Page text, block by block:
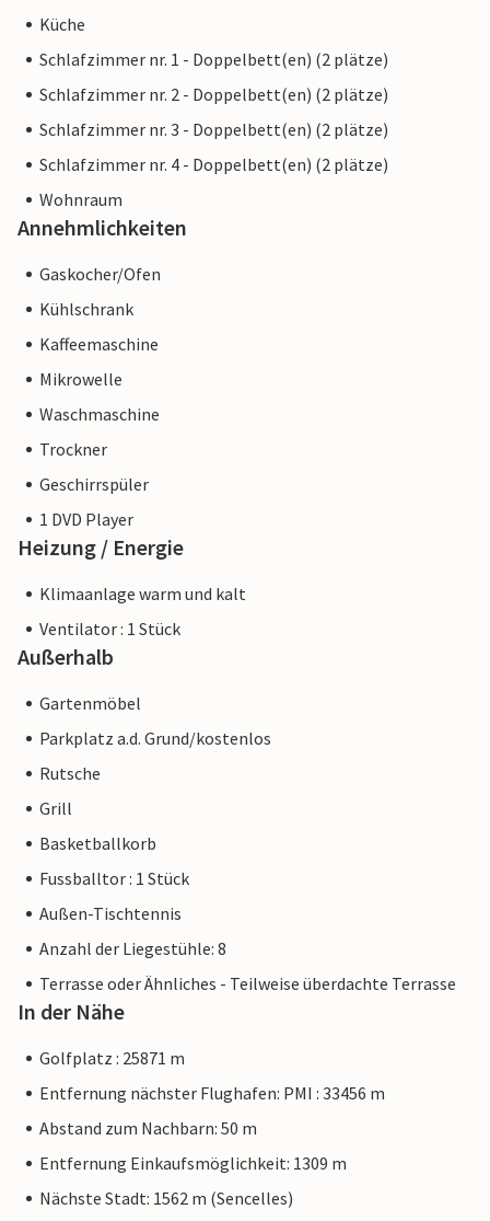
Küche
Schlafzimmer nr. 1 - Doppelbett(en) (2 plätze)
Schlafzimmer nr. 2 - Doppelbett(en) (2 plätze)
Schlafzimmer nr. 3 - Doppelbett(en) (2 plätze)
Schlafzimmer nr. 4 - Doppelbett(en) (2 plätze)
Wohnraum
Annehmlichkeiten
Gaskocher/Ofen
Kühlschrank
Kaffeemaschine
Mikrowelle
Waschmaschine
Trockner
Geschirrspüler
1 DVD Player
Heizung / Energie
Klimaanlage warm und kalt
Ventilator : 1 Stück
Außerhalb
Gartenmöbel
Parkplatz a.d. Grund/kostenlos
Rutsche
Grill
Basketballkorb
Fussballtor : 1 Stück
Außen-Tischtennis
Anzahl der Liegestühle: 8
Terrasse oder Ähnliches - Teilweise überdachte Terrasse
In der Nähe
Golfplatz : 25871 m
Entfernung nächster Flughafen: PMI : 33456 m
Abstand zum Nachbarn: 50 m
Entfernung Einkaufsmöglichkeit: 1309 m
Nächste Stadt: 1562 m (Sencelles)